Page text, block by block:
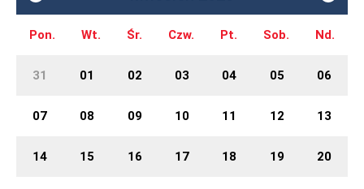
Pon. Wt. Śr. Czw. Pt. Sob. Nd.
31 01 02 03 04 05 06
07 08 09 10 11 12 13
14 15 16 17 18 19 20